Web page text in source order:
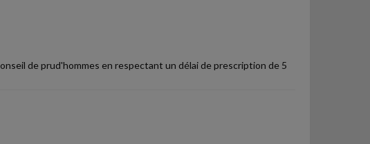
de prud'hommes en respectant un délai de prescription de 5